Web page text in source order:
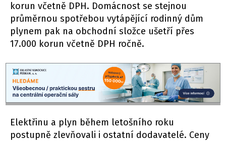
korun včetně DPH. Domácnost se stejnou
průměrnou spotřebou vytápějící rodinný dům
plynem pak na obchodní složce ušetří přes
17.000 korun včetně DPH ročně.
Elektřinu a plyn během letošního roku
postupně zlevňovali i ostatní dodavatelé. Ceny